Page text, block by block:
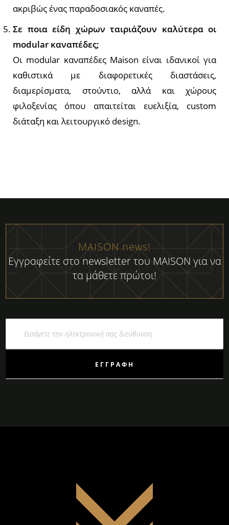
ακριβώς ένας παραδοσιακός καναπές.
Σε ποια είδη χώρων ταιριάζουν καλύτερα οι
modular καναπέδες;
Οι modular καναπέδες Maison είναι ιδανικοί για
καθιστικά με διαφορετικές διαστάσεις,
διαμερίσματα, στούντιο, αλλά και χώρους
φιλοξενίας όπου απαιτείται ευελιξία, custom
διάταξη και λειτουργικό design.
MAISON news!
Εγγραφείτε στο newsletter του MAISON για να
τα μάθετε πρώτοι!
ΕΓΓΡΑΦΉ